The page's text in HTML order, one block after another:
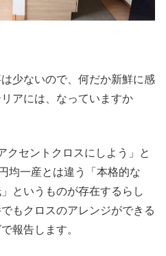
少ないので、何だか新鮮に感
アには、なっていますか
クセントクロスにしよう」と
均一産とは違う「本格的な
というものが存在するらし
もクロスのアレンジができる
報告します。